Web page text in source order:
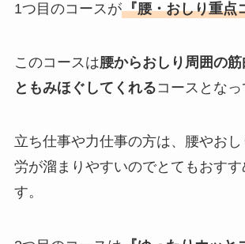
1つ目のコースが『腰・おしり重点
このコースは腰からおしり周囲の
ともみほぐしてくれるコースとなっ
立ち仕事や力仕事の方は、腰やお
労が溜まりやすいのでとてもおす
す。